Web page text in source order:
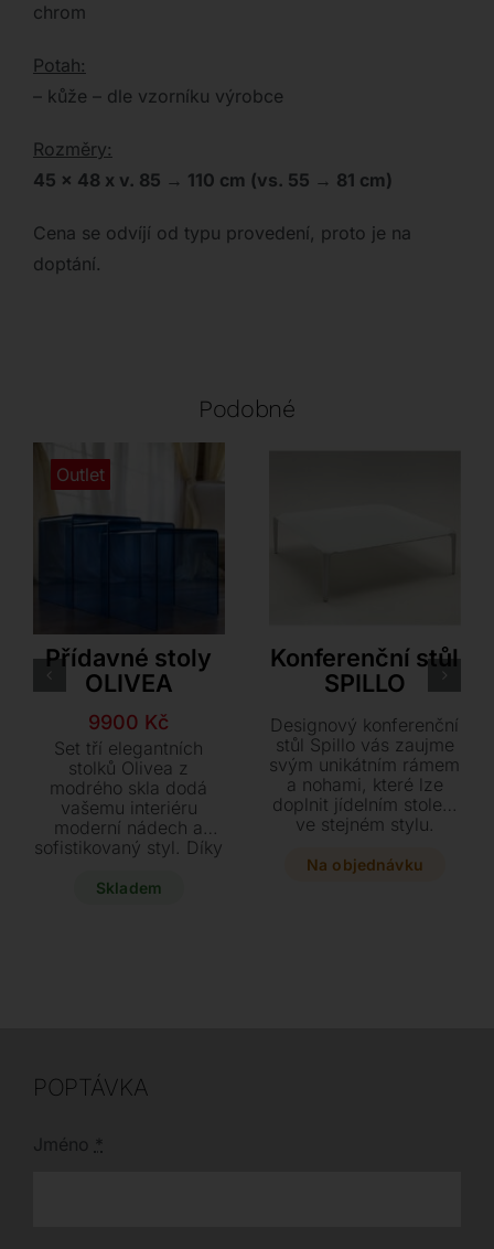
chrom
Potah:
– kůže – dle vzorníku výrobce
Rozměry:
45 x 48 x v. 85 → 110 cm (vs. 55 → 81 cm)
Cena se odvíjí od typu provedení, proto je na
doptání.
Podobné
Outlet
Přídavné stoly
OLIVEA
Původní
cena
byla:
12900 Kč.
9900 Kč
Aktuální
cena
je:
9900 Kč.
Set tří elegantních
stolků Olivea z
modrého skla dodá
vašemu interiéru
moderní nádech a
sofistikovaný styl. Díky
designu jsou stoly
Skladem
Konferenční stůl
SPILLO
Designový konferenční
stůl Spillo vás zaujme
svým unikátním rámem
a nohami, které lze
doplnit jídelním stolem
ve stejném stylu.
elegantních kombinací
Na objednávku
POPTÁVKA
Jméno *